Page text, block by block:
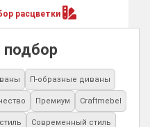
расцветки
П-образные диваны
Премиум Craftmebel
Современный стиль